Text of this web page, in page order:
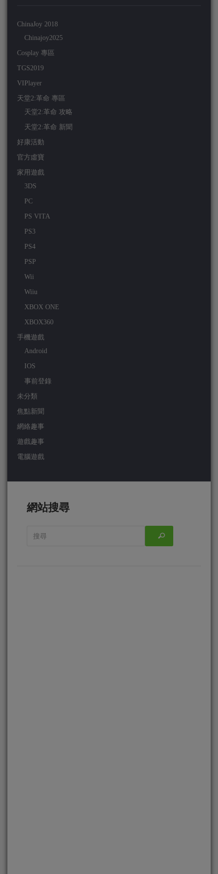
ChinaJoy 2018
Chinajoy2025
Cosplay 專區
TGS2019
VIPlayer
天堂2:革命 專區
天堂2:革命 攻略
天堂2:革命 新聞
好康活動
官方虛寶
家用遊戲
3DS
PC
PS VITA
PS3
PS4
PSP
Wii
Wiiu
XBOX ONE
XBOX360
手機遊戲
Android
IOS
事前登錄
未分類
焦點新聞
網絡趣事
遊戲趣事
電腦遊戲
網站搜尋